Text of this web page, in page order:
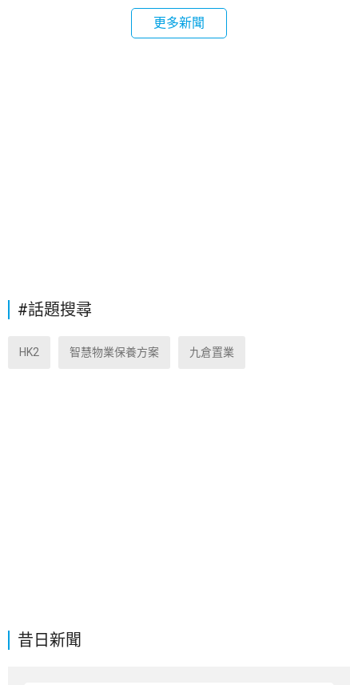
昔日新聞
更多新聞
#話題搜尋
HK2 智慧物業保養方案 九倉置業